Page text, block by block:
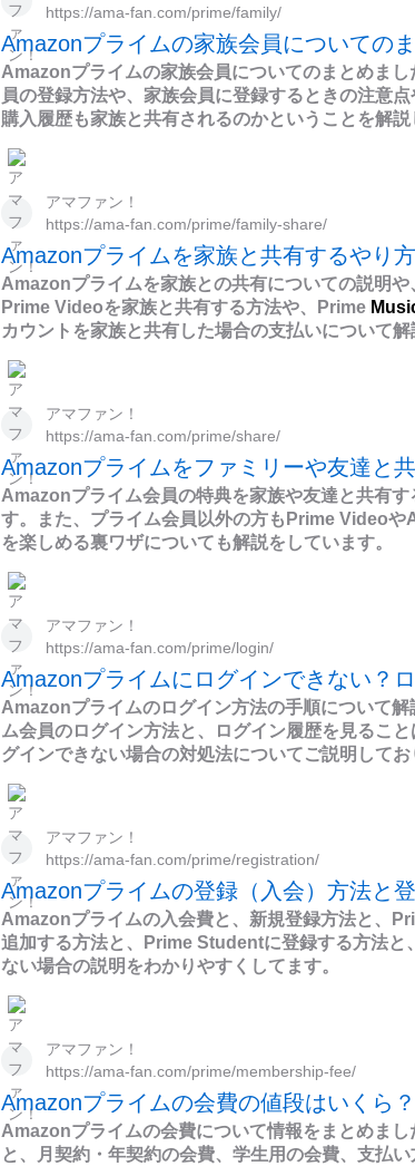
https://ama-fan.com/prime/family/
Amazonプライムの家族会員についての
Amazonプライムの家族会員についてのまとめま
員の登録方法や、家族会員に登録するときの注意点
購入履歴も家族と共有されるのかということを解説
アマファン！
https://ama-fan.com/prime/family-share/
Amazonプライムを家族と共有するやり
Amazonプライムを家族との共有についての説明や
Prime Videoを家族と共有する方法や、Prime
カウントを家族と共有した場合の支払いについて解
アマファン！
https://ama-fan.com/prime/share/
Amazonプライムをファミリーや友達と
Amazonプライム会員の特典を家族や友達と共有す
す。また、プライム会員以外の方もPrime Video
を楽しめる裏ワザについても解説をしています。
アマファン！
https://ama-fan.com/prime/login/
Amazonプライムにログインできない？
Amazonプライムのログイン方法の手順について
ム会員のログイン方法と、ログイン履歴を見るこ
グインできない場合の対処法についてご説明してお
アマファン！
https://ama-fan.com/prime/registration/
Amazonプライムの登録（入会）方法と
Amazonプライムの入会費と、新規登録方法と、
追加する方法と、Prime Studentに登録する方法と
ない場合の説明をわかりやすくしてます。
アマファン！
https://ama-fan.com/prime/membership-fee/
Amazonプライムの会費の値段はいくら
Amazonプライムの会費について情報をまとめまし
と、月契約・年契約の会費、学生用の会費、支払